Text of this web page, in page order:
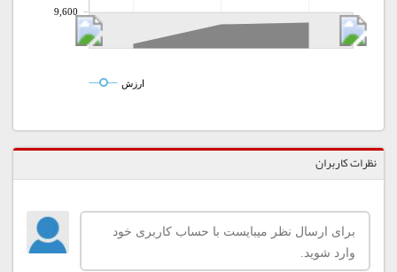
9,600
ارزش
نظرات کاربران